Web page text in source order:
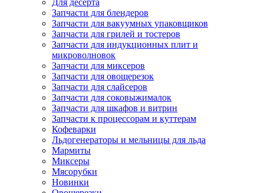
Для десерта
Запчасти для блендеров
Запчасти для вакуумных упаковщиков
Запчасти для грилей и тостеров
Запчасти для индукционных плит и
микроволновок
Запчасти для миксеров
Запчасти для овощерезок
Запчасти для слайсеров
Запчасти для соковыжималок
Запчасти для шкафов и витрин
Запчасти к процессорам и куттерам
Кофеварки
Льдогенераторы и мельницы для льда
Мармиты
Миксеры
Мясорубки
Новинки